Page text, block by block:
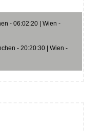
- 06:02:20 | Wien -
- 20:20:30 | Wien -